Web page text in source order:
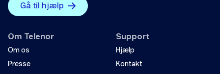
Gå til hjælp
Om Telenor
Om os
Presse
Support
Hjælp
Kontakt